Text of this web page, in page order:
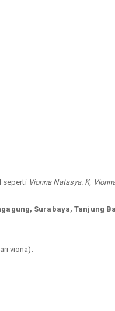
seperti Vionna Natasya. K,
Surabaya, Tanjung
viona).